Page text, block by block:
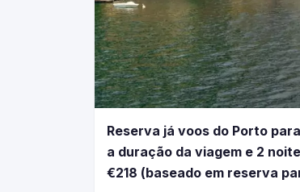
Reserva já voos do Porto
a duração da viagem e 2
€218 (baseado em reserva